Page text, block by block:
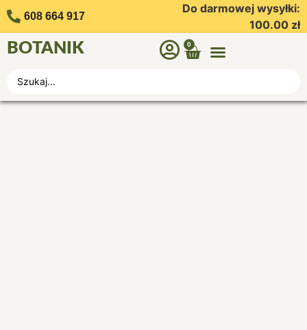
608 664 917
Do darmowej wysyłki:
100.00 zł
BOTANIK 0